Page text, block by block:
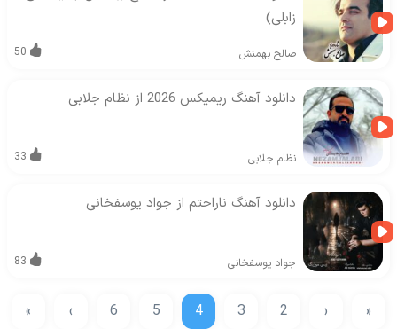
زابلی)
صالح بهمنش 50
دانلود آهنگ ریمیکس 2026 از نظام جلابی
نظام جلابی 33
دانلود آهنگ ناراحتم از جواد یوسفخانی
جواد یوسفخانی 83
«
‹
2
3
4
5
6
›
»